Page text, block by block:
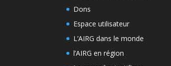
Dons
Espace utilisateur
L’AIRG dans le monde
l’AIRG en région